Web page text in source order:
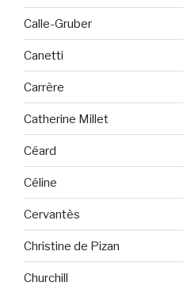
Calle-Gruber
Canetti
Carrère
Catherine Millet
Céard
Céline
Cervantès
Christine de Pizan
Churchill